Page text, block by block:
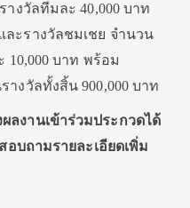
างวัลทีมละ 40,000 บาท
ะรางวัลชมเชย จำนวน
10,000 บาท พร้อม
งวัลทั้งสิ้น 900,000 บาท
ลงานเข้าร่วมประกวดได้
อบถามรายละเอียดเพิ่ม